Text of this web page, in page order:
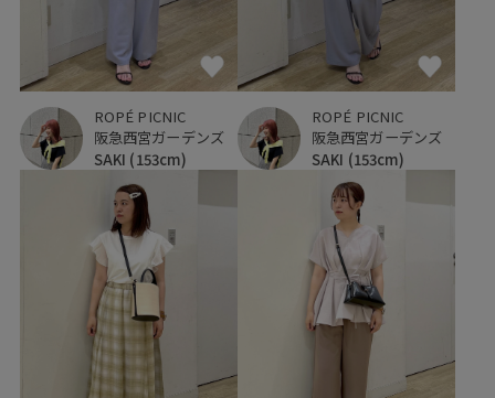
ROPÉ PICNIC
阪急西宮ガーデンズ
SAKI (153cm)
ROPÉ PICNIC
阪急西宮ガーデンズ
SAKI (153cm)